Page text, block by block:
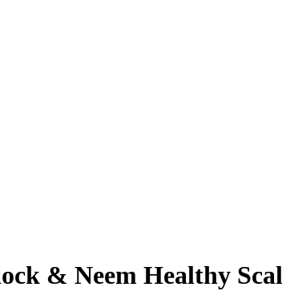
& Neem Healthy